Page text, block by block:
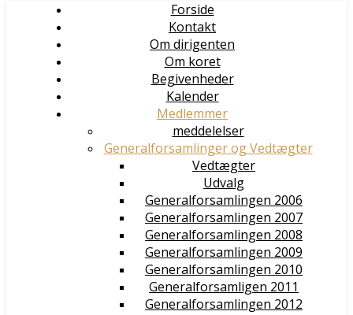
Forside
Kontakt
Om dirigenten
Om koret
Begivenheder
Kalender
Medlemmer
meddelelser
Generalforsamlinger og Vedtægter
Vedtægter
Udvalg
Generalforsamlingen 2006
Generalforsamlingen 2007
Generalforsamlingen 2008
Generalforsamlingen 2009
Generalforsamlingen 2010
Generalforsamligen 2011
Generalforsamlingen 2012